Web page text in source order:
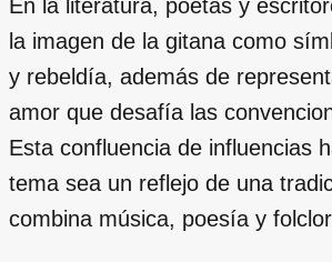
En la literatura, poetas y
la imagen de la gitana como
y rebeldía, además de
amor que desafía las
Esta confluencia de influencias
tema sea un reflejo de una
combina música, poesía y